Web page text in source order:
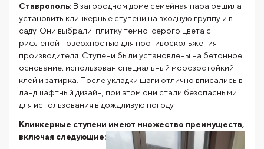
Ставрополь: В загородном доме семейная пара решила
установить клинкерные ступени на входную группу и в
саду. Они выбрали: плитку темно-серого цвета с
рифленой поверхностью для противоскольжения
производителя. Ступени были установлены на бетонное
основание, использован специальный морозостойкий
клей и затирка. После укладки шаги отлично вписались в
ландшафтный дизайн, при этом они стали безопасными
для использования в дождливую погоду.
Клинкерные ступени имеют множество преимуществ,
включая следующие: